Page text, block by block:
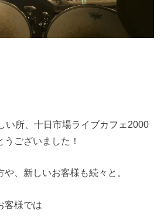
い所、十日市場ライブカフェ2000
ございました！
、新しいお客様も続々と。
客様では